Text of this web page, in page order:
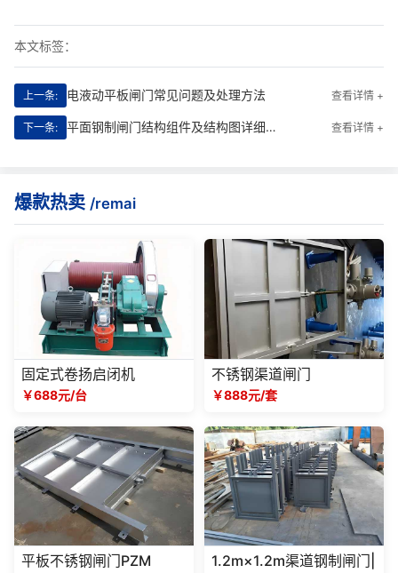
本文标签：
上一条: 电液动平板闸门常见问题及处理方法 查看详情 +
下一条: 平面钢制闸门结构组件及结构图详细说明 查看详情 +
爆款热卖 /remai
固定式卷扬启闭机
￥688元/台
不锈钢渠道闸门
￥888元/套
平板不锈钢闸门PZM
1.2m×1.2m渠道钢制闸门|